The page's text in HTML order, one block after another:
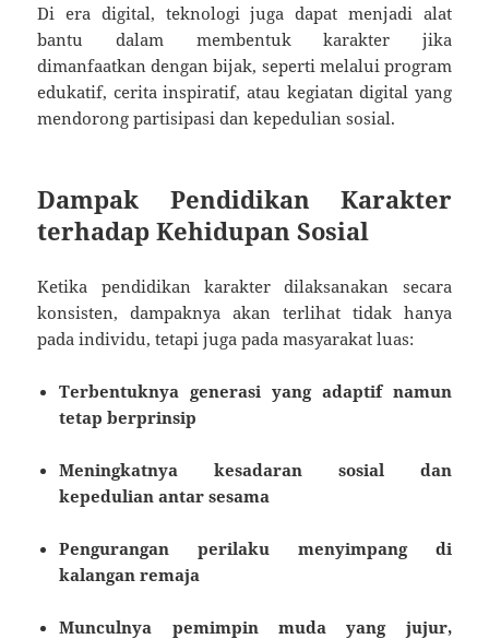
Di era digital, teknologi juga dapat menjadi alat
bantu dalam membentuk karakter jika
dimanfaatkan dengan bijak, seperti melalui program
edukatif, cerita inspiratif, atau kegiatan digital yang
mendorong partisipasi dan kepedulian sosial.
Dampak Pendidikan Karakter
terhadap Kehidupan Sosial
Ketika pendidikan karakter dilaksanakan secara
konsisten, dampaknya akan terlihat tidak hanya
pada individu, tetapi juga pada masyarakat luas:
Terbentuknya generasi yang adaptif namun
tetap berprinsip
Meningkatnya kesadaran sosial dan
kepedulian antar sesama
Pengurangan perilaku menyimpang di
kalangan remaja
Munculnya pemimpin muda yang jujur,